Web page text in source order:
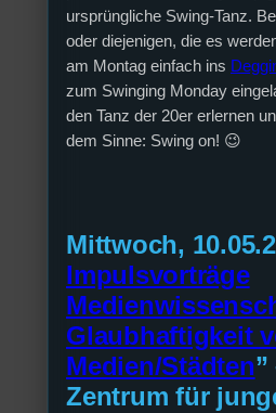
ursprüngliche Swing-Tanz.
oder diejenigen, die es
am Montag einfach ins
zum Swinging Monday
den Tanz der 20er erlernen
dem Sinne: Swing on! 😉
Mittwoch,
Impulsvorträge
Glaubhaftigkeit
Medien/Städten”
Zentrum für